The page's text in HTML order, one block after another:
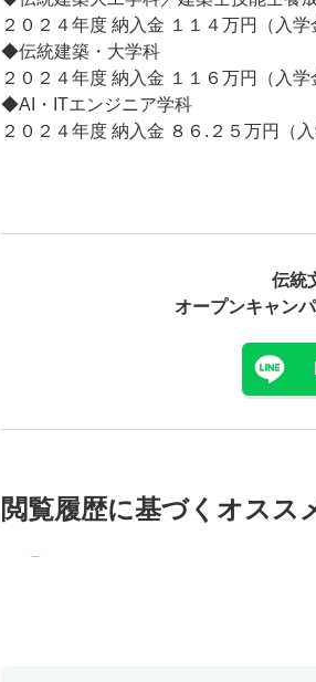
２０２４年度 納入金 １１４万円（入学
◆伝統建築・大学科
２０２４年度 納入金 １１６万円（入
◆AI・ITエンジニア学科
２０２４年度 納入金 ８６.２５万円（
伝統
オープンキャンパ
閲覧履歴に基づく オスス